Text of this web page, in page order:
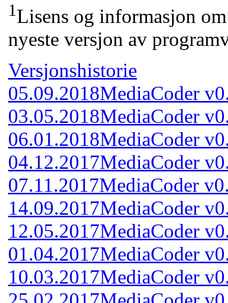
1Lisens og informasjon
nyeste versjon av
Versjonshistorie
05.09.2018MediaCoder
03.05.2018MediaCoder
06.01.2018MediaCoder
04.12.2017MediaCoder
07.11.2017MediaCoder
14.09.2017MediaCoder
12.05.2017MediaCoder
01.04.2017MediaCoder
10.03.2017MediaCoder